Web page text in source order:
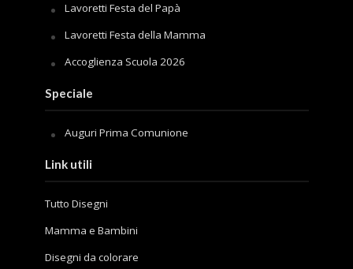
Lavoretti Festa del Papà
Lavoretti Festa della Mamma
Accoglienza Scuola 2026
Speciale
Auguri Prima Comunione
Link utili
Tutto Disegni
Mamma e Bambini
Disegni da colorare